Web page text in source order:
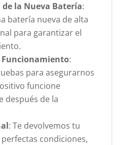
la Nueva Batería:
batería nueva de alta
para garantizar el
Funcionamiento:
para asegurarnos
funcione
después de la
: Te devolvemos tu
perfectas condiciones,